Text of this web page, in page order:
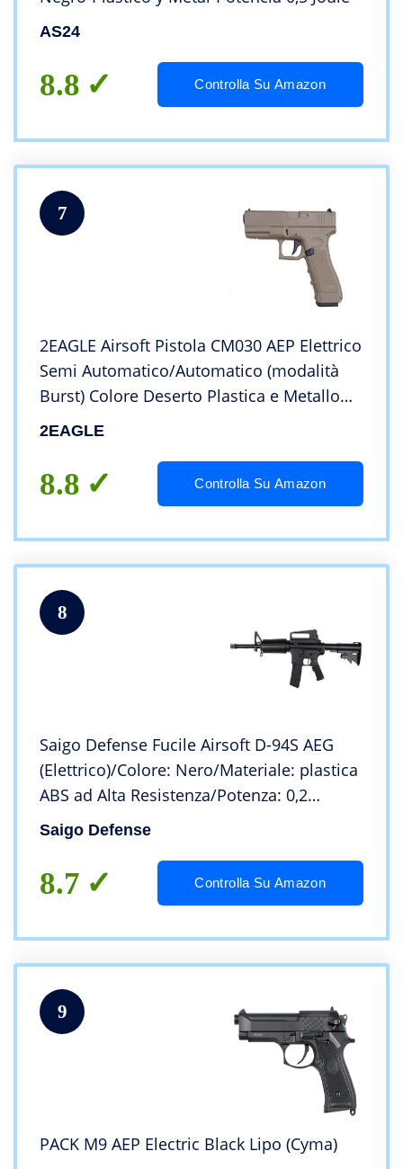
AS24
8.8 Controlla Su Amazon
7
2EAGLE Airsoft Pistola CM030 AEP Elettrico
Semi Automatico/Automatico (modalità
Burst) Colore Deserto Plastica e Metallo
Potenza 0,5 Joule, 21,5 cm
2EAGLE
8.8 Controlla Su Amazon
8
Saigo Defense Fucile Airsoft D-94S AEG
(Elettrico)/Colore: Nero/Materiale: plastica
ABS ad Alta Resistenza/Potenza: 0,2
Joule/Shot per Colpo o raffica
Saigo Defense
8.7 Controlla Su Amazon
9
PACK M9 AEP Electric Black Lipo (Cyma)